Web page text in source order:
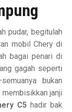
pudar, begitulah
mobil Chery di
bagai penari di
gagah seperti
bukan
membisikkan janji
C5 hadir bak